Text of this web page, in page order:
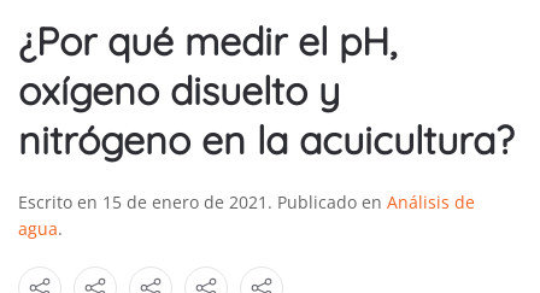
¿Por qué medir el pH,
oxígeno disuelto y
nitrógeno en la acuicultura?
Escrito en 15 de enero de 2021 . Publicado en Análisis de
agua.